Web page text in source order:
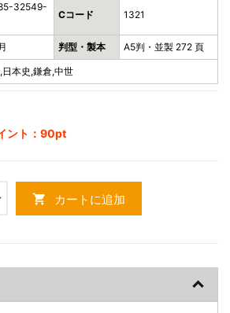
32549-
Cコード 1321
判型・製本 A5判・並製 272 頁
本史,鎌倉,中世
ント：90pt
shopping_cart カートに追加